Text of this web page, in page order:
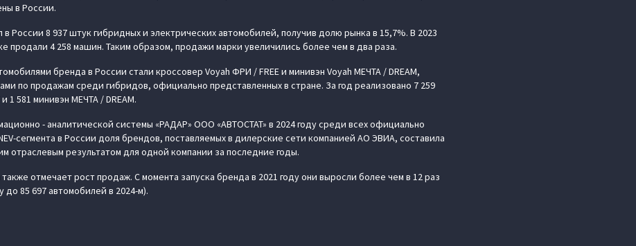
в России.
в России 8 937 штук гибридных и электрических автомобилей, получив долю рынка в 15,7%. В 2023
продали 4 258 машин. Таким образом, продажи марки увеличились более чем в два раза.
бренда в России стали кроссовер Voyah ФРИ / FREE и минивэн Voyah МЕЧТА / DREAM,
по продажам среди гибридов, официально представленных в стране. За год реализовано 7 259
1 581 минивэн МЕЧТА / DREAM.
- аналитической системы «РАДАР» ООО «АВТОСТАТ» в 2024 году среди всех официально
сегмента в России доля брендов, поставляемых в дилерские сети компанией АО ЭВИА, составила
отраслевым результатом для одной компании за последние годы.
отмечает рост продаж. С момента запуска бренда в 2021 году они выросли более чем в 12 раз
до 85 697 автомобилей в 2024-м).